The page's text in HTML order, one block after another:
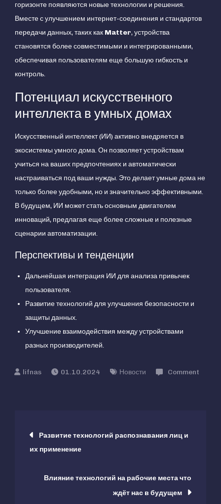
горизонте появляются новые технологии и решения.
Вместе с улучшением интернет-соединения и стандартов
передачи данных, таких как Matter, устройства
становятся более совместимыми и интегрированными,
обеспечивая пользователям еще большую гибкость и
контроль.
Потенциал искусственного
интеллекта в умных домах
Искусственный интеллект (ИИ) активно внедряется в
экосистемы умного дома. Он позволяет устройствам
учиться на ваших предпочтениях и автоматически
настраиваться под ваши нужды. Это делает умные дома не
только более удобными, но и значительно эффективными.
В будущем, ИИ может стать основным двигателем
инноваций, предлагая еще более сложные и полезные
сценарии автоматизации.
Перспективы и тенденции
Дальнейшая интеграция ИИ для анализа привычек
пользователя.
Развитие технологий для улучшения безопасности и
защиты данных.
Улучшение взаимодействия между устройствами
разных производителей.
01.10.2024 Новости
Comment
устройства
Навигация
по
записям
Развитие технологий распознавания лиц и
их применение
Влияние технологий на рабочие места что
ждёт нас в будущем